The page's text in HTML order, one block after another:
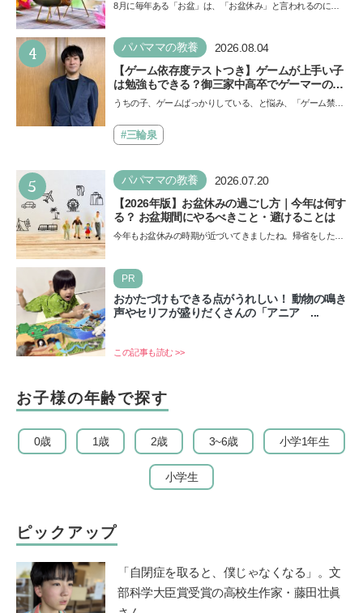
8月に毎年ある「お盆」は、「お盆休み」と言われるのに祝
盆…
4 パパママの教養 2026.08.04
【ゲーム依存度テストつき】ゲームが上手い子
は勉強もできる？御三家中高卒でゲーマーの医
師・阿部智史さんが教えるゲームしながら受験
うちの子、ゲームばっかりしている、と悩み、「ゲーム禁
も…
#三輪泉
5 パパママの教養 2026.07.20
【2026年版】お盆休みの過ごし方｜今年は何す
る？ お盆期間にやるべきこと・避けることは
今年もお盆休みの時期が近づいてきましたね。帰省をした
PR
おかたづけもできる点がうれしい！ 動物の鳴き
声やセリフが盛りだくさんの「アニア ...
この記事も読む >>
お子様の年齢で探す
0歳 1歳 2歳 3~6歳 小学1年生
小学生
ピックアップ
「自閉症を取ると、僕じゃなくなる」。文
部科学大臣賞受賞の高校生作家・藤田壮眞